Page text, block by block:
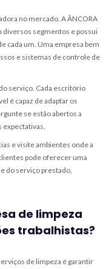
no mercado. A ÂNCORA
diversos segmentos e possui
cada um. Uma empresa bem
e sistemas de controle de
serviço. Cada escritório
é capaz de adaptar os
se estão abertos a
expectativas.
e visite ambientes onde a
pode oferecer uma
do serviço prestado,
de limpeza
trabalhistas?
de limpeza é garantir